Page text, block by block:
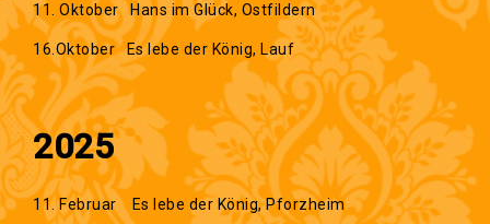
11. Oktober Hans im Glück, Ostfildern
16.Oktober Es lebe der König, Lauf
2025
11. Februar Es lebe der König, Pforzheim